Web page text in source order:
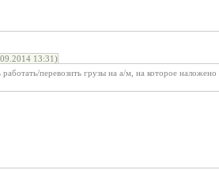
13:31)
перевозить грузы на а/м, на которое